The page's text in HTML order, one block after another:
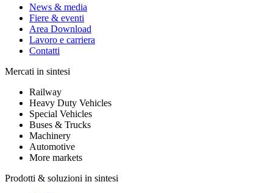
News & media
Fiere & eventi
Area Download
Lavoro e carriera
Contatti
Mercati in sintesi
Railway
Heavy Duty Vehicles
Special Vehicles
Buses & Trucks
Machinery
Automotive
More markets
Prodotti & soluzioni in sintesi